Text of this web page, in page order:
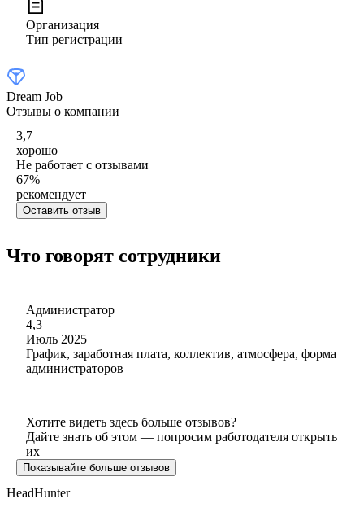
Организация
Тип регистрации
Dream Job
Отзывы о компании
3,7
хорошо
Не работает с отзывами
67%
рекомендует
Оставить отзыв
Что говорят сотрудники
Администратор
4,3
Июль 2025
График, заработная плата, коллектив, атмосфера, форма
администраторов
Хотите видеть здесь больше отзывов?
Дайте знать об этом — попросим работодателя открыть
их
Показывайте больше отзывов
HeadHunter